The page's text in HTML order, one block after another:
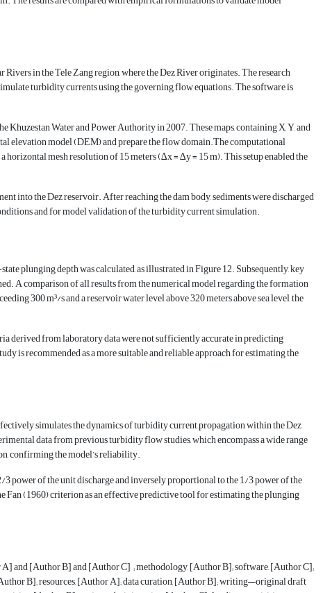
in the Tele Zang region, where the Dez River originates. The research
turbidity currents using the governing flow equations. The software is
Water and Power Authority in 2007. These maps, containing X, Y, and
elevation model (DEM) and prepare the flow domain.The computational
mesh resolution of 15 meters (∆x = ∆y = 15 m). This setup enabled the
into the Dez reservoir. After reaching the dam body, sediments were discharged
and for model validation of the turbidity current simulation.
plunging depth was calculated, as illustrated in Figure 12. Subsequently, key
A comparison of all results from the numerical model regarding the formation
300 m³/s and a reservoir water level above 320 meters above sea level, the
derived from laboratory data were not sufficiently accurate in predicting
is recommended as a more suitable and reliable approach for estimating the
simulates the dynamics of turbidity current propagation within the Dez
data from previous turbidity flow studies, which encompass a wide range
confirming the model’s reliability.
power of the unit discharge and inversely proportional to the 1/3 power of the
Fan (1960) criterion as an effective predictive tool for estimating the plunging
and [Author B] and [Author C] ; methodology, [Author B]; software, [Author C];
B]; resources, [Author A]; data curation, [Author B]; writing—original draft